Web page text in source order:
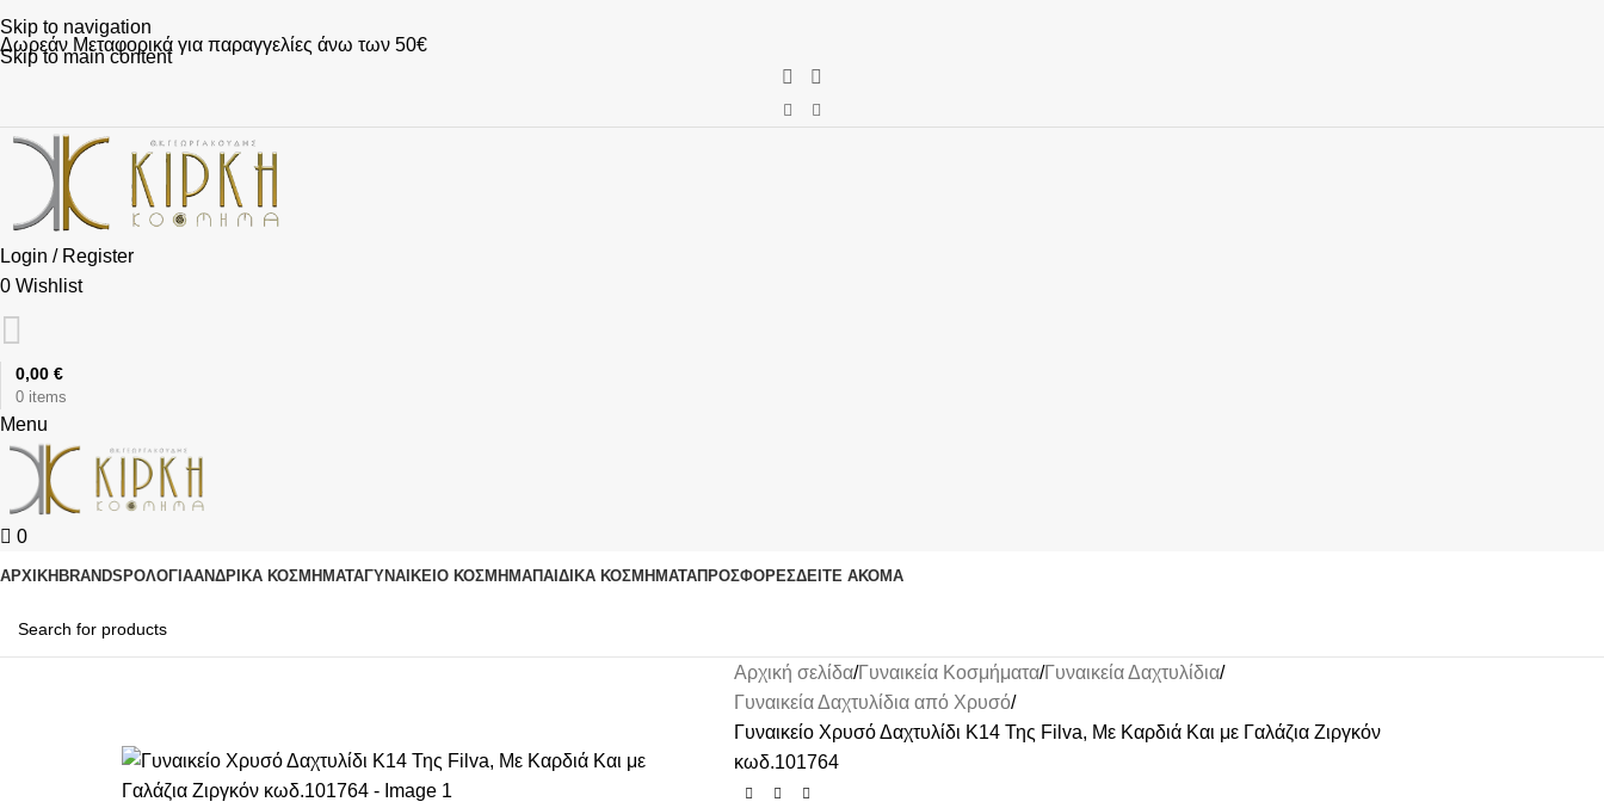
Skip to navigation
Skip to main content
Δωρεάν Μεταφορικά για παραγγελίες άνω των 50€
Login / Register
0 Wishlist
0 items
0,00 €
Menu
0
ΑΡΧΙΚΗBRANDSΡΟΛΌΓΙΑΑΝΔΡΙΚΆ ΚΟΣΜΉΜΑΤΑΓΥΝΑΙΚΕΊΟ ΚΟΣΜΉΜΑΠΑΙΔΙΚΆ ΚΟΣΜΉΜΑΤΑΠΡΟΣΦΟΡΈΣΔΕΊΤΕ ΑΚΌΜΑ
Αρχική σελίδα Γυναικεία Κοσμήματα Γυναικεία Δαχτυλίδια
Γυναικεία Δαχτυλίδια από Χρυσό
Γυναικείο Χρυσό Δαχτυλίδι Κ14 Της Filva, Με Καρδιά Και με Γαλάζια Ζιργκόν
κωδ.101764